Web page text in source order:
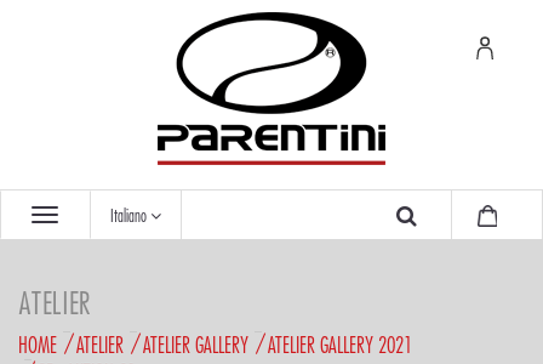
Italiano
ATELIER
HOME ATELIER ATELIER GALLERY
ATELIER GALLERY 2021